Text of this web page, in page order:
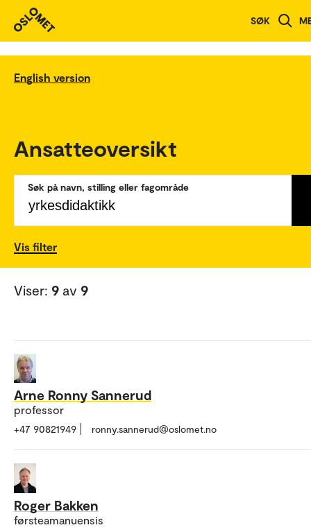
SØK
English version
Ansatteoversikt
Søk på navn, stilling eller fagområde
Vis filter
Viser: 9 av 9
Arne Ronny Sannerud
professor
+47 90821949 ronny.sannerud@oslomet.no
Roger Bakken
førsteamanuensis